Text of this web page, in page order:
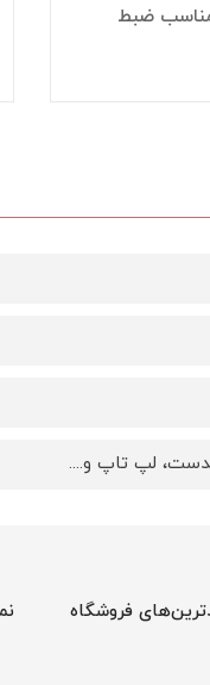
لپ تاپ و....
فروشگاه